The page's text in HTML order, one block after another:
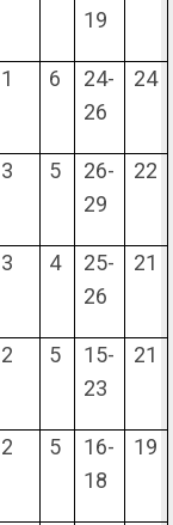
19
1 6
24-
26
24
3 5
26-
29
22
3 4
25-
26
21
2 5
15-
23
21
2 5
16-
18
19